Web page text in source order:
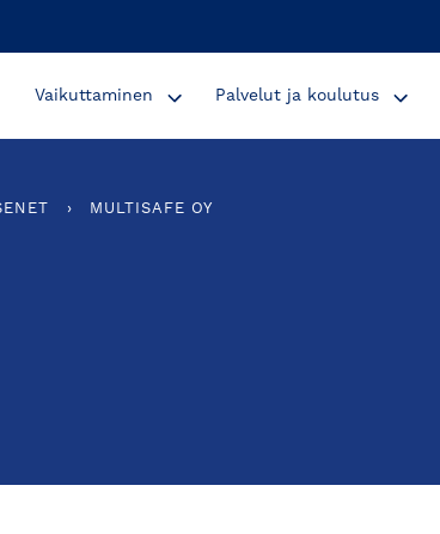
Vaikuttaminen Palvelut ja koulutus
› MULTISAFE OY